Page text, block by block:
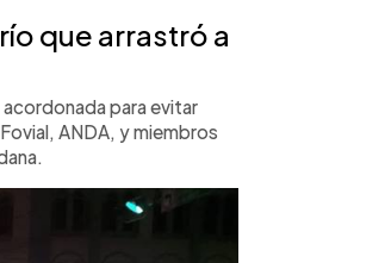
que arrastró a
acordonada para evitar
ANDA, y miembros